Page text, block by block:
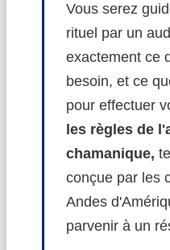
Vous serez
rituel par un
exactement ce
besoin, et ce
pour effectuer
les règles de
chamanique,
conçue par les
Andes
parvenir à un